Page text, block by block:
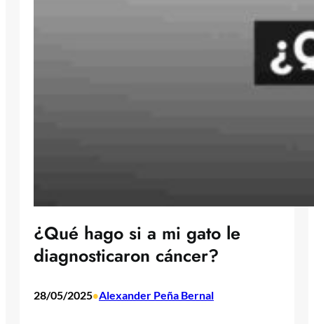
¿Qué hago si a mi gato le
diagnosticaron cáncer?
28/05/2025•Alexander Peña Bernal